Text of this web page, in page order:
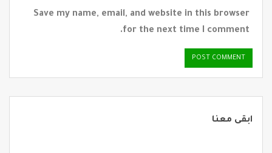
Save my name, email, and website in this browser
for the next time I comment.
ابقى معنا